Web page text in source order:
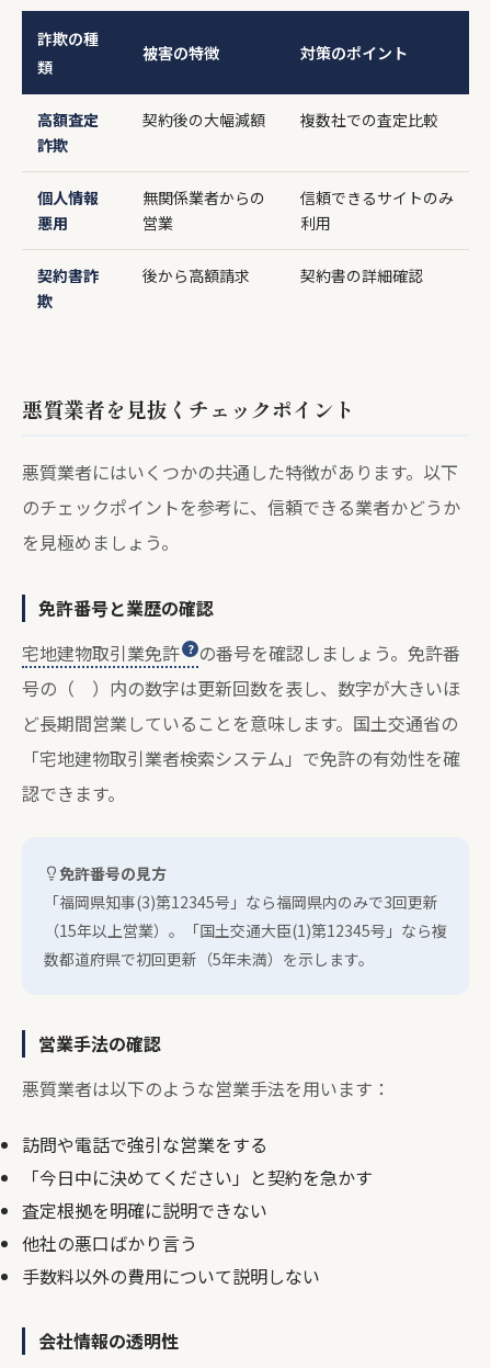
詐欺の種
類
被害の特徴 対策のポイント
高額査定
詐欺
契約後の大幅減額 複数社での査定比較
個人情報
悪用
無関係業者からの
営業
信頼できるサイトのみ
利用
契約書詐
欺
後から高額請求 契約書の詳細確認
悪質業者を見抜くチェックポイント
悪質業者にはいくつかの共通した特徴があります。以下
のチェックポイントを参考に、信頼できる業者かどうか
を見極めましょう。
免許番号と業歴の確認
宅地建物取引業免許
の番号を確認しましょう。免許番
号の（ ）内の数字は更新回数を表し、数字が大きいほ
ど長期間営業していることを意味します。国土交通省の
「宅地建物取引業者検索システム」で免許の有効性を確
認できます。
免許番号の見方
「福岡県知事(3)第12345号」なら福岡県内のみで3回更新
（15年以上営業）。「国土交通大臣(1)第12345号」なら複
数都道府県で初回更新（5年未満）を示します。
営業手法の確認
悪質業者は以下のような営業手法を用います：
訪問や電話で強引な営業をする
「今日中に決めてください」と契約を急かす
査定根拠を明確に説明できない
他社の悪口ばかり言う
手数料以外の費用について説明しない
会社情報の透明性